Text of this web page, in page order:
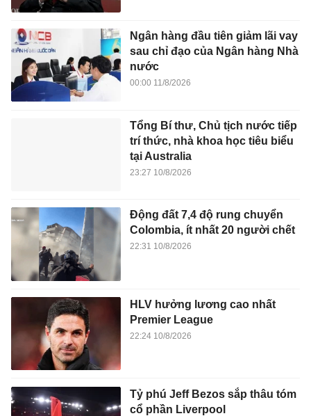
Ngân hàng đầu tiên giảm lãi vay
sau chỉ đạo của Ngân hàng Nhà
nước
00:00 11/8/2026
Tổng Bí thư, Chủ tịch nước tiếp
trí thức, nhà khoa học tiêu biểu
tại Australia
23:27 10/8/2026
Động đất 7,4 độ rung chuyển
Colombia, ít nhất 20 người chết
22:31 10/8/2026
HLV hưởng lương cao nhất
Premier League
22:24 10/8/2026
Tỷ phú Jeff Bezos sắp thâu tóm
cổ phần Liverpool